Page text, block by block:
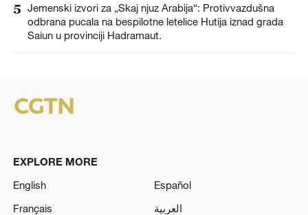
5 Jemenski izvori za „Skaj njuz Arabija“: Protivvazdušna
odbrana pucala na bespilotne letelice Hutija iznad grada
Saiun u provinciji Hadramaut.
EXPLORE MORE
English
Español
Français
العربية